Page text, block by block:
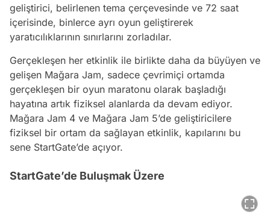
geliştirici, belirlenen tema çerçevesinde ve 72 saat
içerisinde, binlerce ayrı oyun geliştirerek
yaratıcılıklarının sınırlarını zorladılar.
Gerçekleşen her etkinlik ile birlikte daha da büyüyen ve
gelişen Mağara Jam, sadece çevrimiçi ortamda
gerçekleşen bir oyun maratonu olarak başladığı
hayatına artık fiziksel alanlarda da devam ediyor.
Mağara Jam 4 ve Mağara Jam 5’de geliştiricilere
fiziksel bir ortam da sağlayan etkinlik, kapılarını bu
sene StartGate’de açıyor.
StartGate’de Buluşmak Üzere